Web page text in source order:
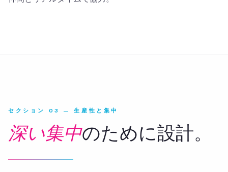
セクション 03 — 生産性と集中
深い集中のために設計。